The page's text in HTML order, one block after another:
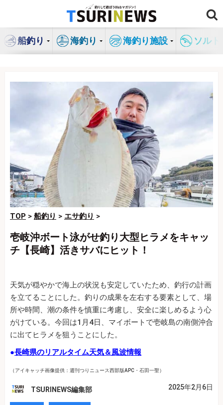
ン
船釣り 海釣り 海釣り施設 ソル
TOP > 船釣り > エサ釣り >
壱岐沖ボート泳がせ釣り大型ヒラメをキャッ
チ【長崎】活きサバにヒット！
天気が穏やかで海上の状況も安定していたため、釣行の計画
を立てることにした。釣りの成果を左右する要素として、場
所や時間、潮の条件を慎重に考慮し、安全に楽しめるよう心
がけている。今回は1月4日、マイボートで壱岐島の南側沖合
に出てヒラメを狙うことにした。
●長崎県のリアルタイム天気＆風波情報
（アイキャッチ画像提供：週刊つりニュース西部版APC・石田一聖）
TSURINEWS編集部 2025年2月6日